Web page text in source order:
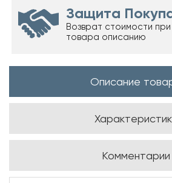
Защита
Возврат стоимости
товара описанию
Описание
Комментарии